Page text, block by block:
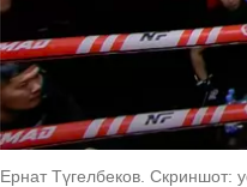
Ернат Түгелбеков. Скриншот: